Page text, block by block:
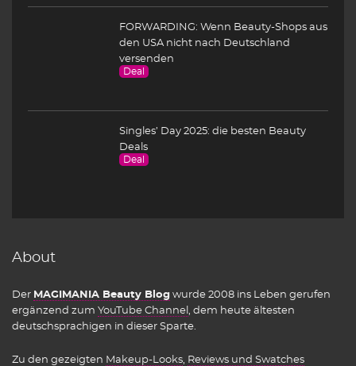
FORWARDING: Wenn Beauty-Shops aus
den USA nicht nach Deutschland
versenden
Deal
Singles’ Day 2025: die besten Beauty
Deals
Deal
About
Der MAGIMANIA Beauty Blog wurde 2008 ins Leben gerufen
ergänzend zum YouTube Channel , dem heute ältesten
deutschsprachigen in dieser Sparte.
Zu den gezeigten Makeup-Looks, Reviews und Swatches